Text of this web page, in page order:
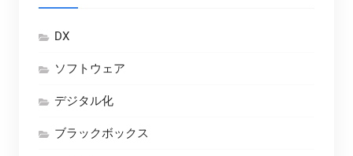
DX
ソフトウェア
デジタル化
ブラックボックス